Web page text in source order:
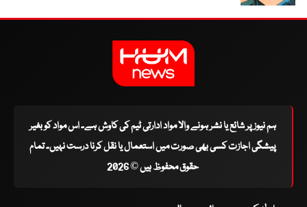
ہم نیوز پر شائع یا نشر ہونے والا مواد ادارتی ٹیم کی کاوش ہے۔ اس مواد کو بغیر
پیشگی اجازت کسی بھی صورت میں استعمال یا نقل کرنا درست نہیں۔ تمام
حقوق محفوظ ہیں © 2026